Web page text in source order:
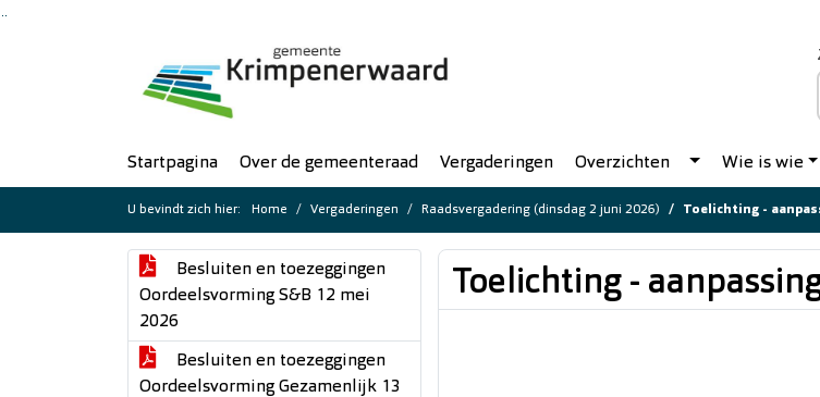
Startpagina Over de gemeenteraad Vergaderingen Overzichten Wie is wie
U bevindt zich hier: Home Vergaderingen Raadsvergadering (dinsdag 2 juni 2026) Toelichting -
Besluiten en toezeggingen
Oordeelsvorming S&B 12 mei
2026
Besluiten en toezeggingen
Oordeelsvorming Gezamenlijk 13
Toelichting -